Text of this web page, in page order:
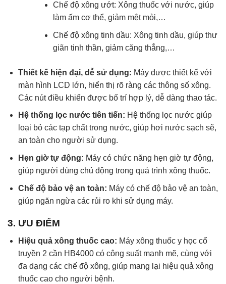
Chế độ xông ướt: Xông thuốc với nước, giúp
làm ấm cơ thể, giảm mệt mỏi,…
Chế độ xông tinh dầu: Xông tinh dầu, giúp thư
giãn tinh thần, giảm căng thẳng,…
Thiết kế hiện đại, dễ sử dụng: Máy được thiết kế với
màn hình LCD lớn, hiển thị rõ ràng các thông số xông.
Các nút điều khiển được bố trí hợp lý, dễ dàng thao tác.
Hệ thống lọc nước tiên tiến: Hệ thống lọc nước giúp
loại bỏ các tạp chất trong nước, giúp hơi nước sạch sẽ,
an toàn cho người sử dụng.
Hẹn giờ tự động: Máy có chức năng hẹn giờ tự động,
giúp người dùng chủ động trong quá trình xông thuốc.
Chế độ bảo vệ an toàn: Máy có chế độ bảo vệ an toàn,
giúp ngăn ngừa các rủi ro khi sử dụng máy.
3. ƯU ĐIỂM
Hiệu quả xông thuốc cao: Máy xông thuốc y học cổ
truyền 2 cần HB4000 có công suất mạnh mẽ, cùng với
đa dạng các chế độ xông, giúp mang lại hiệu quả xông
thuốc cao cho người bệnh.